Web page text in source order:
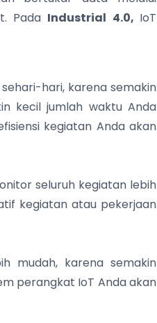
Pada Industrial 4.0, IoT
hari, karena semakin
kecil jumlah waktu Anda
kegiatan Anda akan
seluruh kegiatan lebih
kegiatan atau pekerjaan
mudah, karena semakin
perangkat IoT Anda akan